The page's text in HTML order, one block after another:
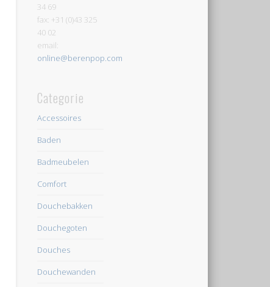
34 69
fax: +31 (0)43 325
40 02
email:
online@berenpop.com
Categorie
Accessoires
Baden
Badmeubelen
Comfort
Douchebakken
Douchegoten
Douches
Douchewanden